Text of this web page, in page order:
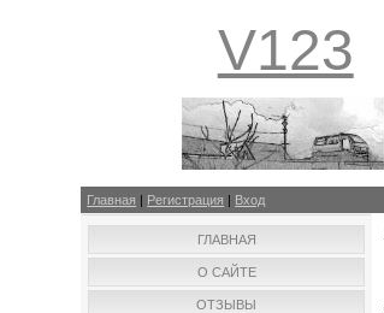
V123
Главная | Регистрация | Вход
ГЛАВНАЯ
О САЙТЕ
ОТЗЫВЫ